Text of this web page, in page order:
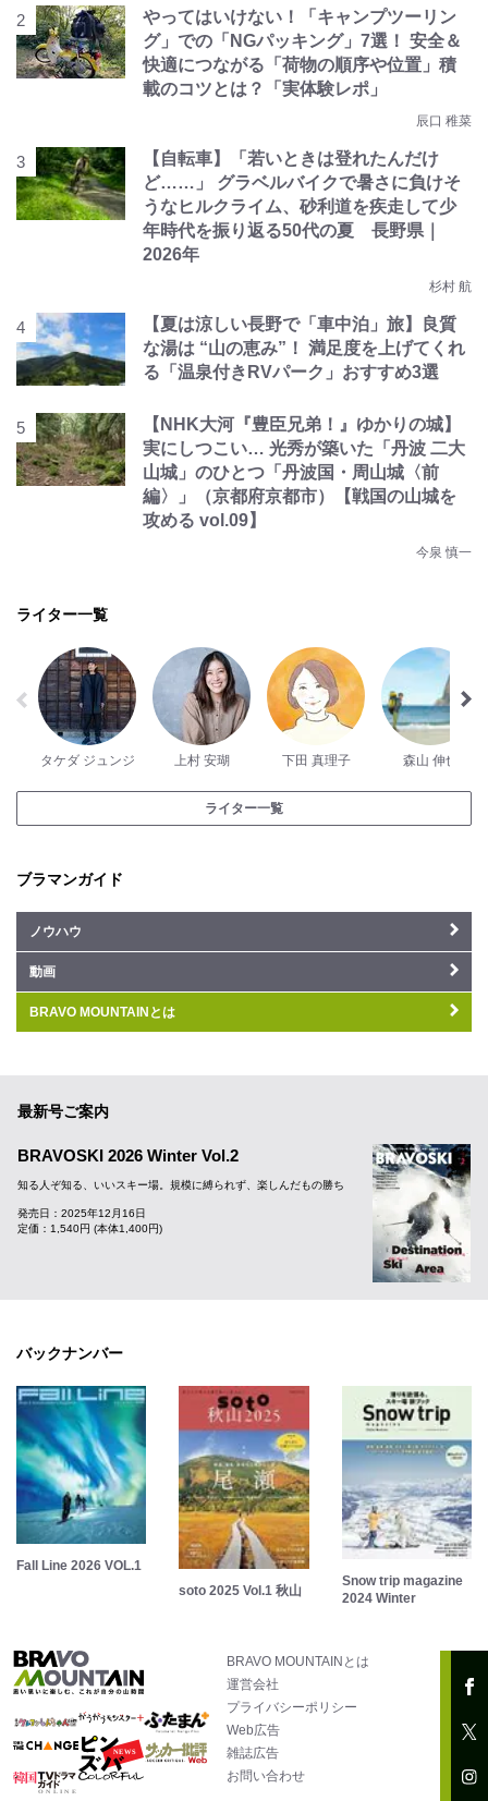
やってはいけない！「キャンプツーリン
グ」での「NGパッキング」7選！ 安全＆
快適につながる「荷物の順序や位置」積
載のコツとは？「実体験レポ」
辰口 稚菜
【自転車】「若いときは登れたんだけ
ど……」 グラベルバイクで暑さに負けそ
うなヒルクライム、砂利道を疾走して少
年時代を振り返る50代の夏 長野県｜
2026年
杉村 航
【夏は涼しい長野で「車中泊」旅】良質
な湯は “山の恵み”！ 満足度を上げてくれ
る「温泉付きRVパーク」おすすめ3選
【NHK大河『豊臣兄弟！』ゆかりの城】
実にしつこい… 光秀が築いた「丹波 二大
山城」のひとつ「丹波国・周山城〈前
編〉」（京都府京都市）【戦国の山城を
攻める vol.09】
今泉 慎一
ライター一覧
タケダ ジュンジ 上村 安瑚 下田 真理子 森山 伸也
ライター一覧
ブラマンガイド
ノウハウ
動画
BRAVO MOUNTAINとは
最新号ご案内
BRAVOSKI 2026 Winter Vol.2
知る人ぞ知る、いいスキー場。規模に縛られず、楽しんだもの勝ち
発売日：2025年12月16日
定価：1,540円 (本体1,400円)
バックナンバー
Fall Line 2026 VOL.1
soto 2025 Vol.1 秋山
Snow trip magazine
2024 Winter
BRAVO MOUNTAINとは
運営会社
プライバシーポリシー
Web広告
雑誌広告
お問い合わせ